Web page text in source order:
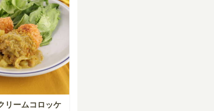
リームコロッケ